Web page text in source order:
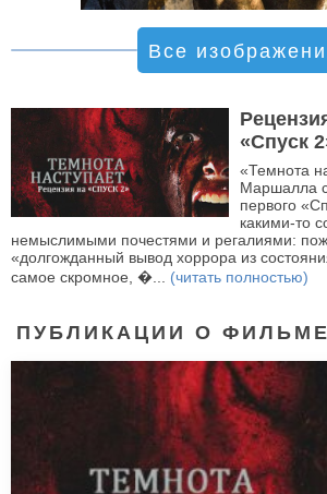
Все
«Спуск
«Темнота
Маршалла
первого
какими-то
немыслимыми почестями и регалиями:
«долгожданный вывод хоррора из
самое скромное, �... (читать полностью)
ПУБЛИКАЦИИ О ФИЛЬМЕ